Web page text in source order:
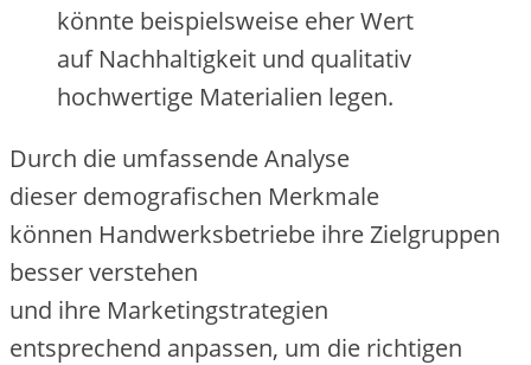
k‬önnte b‬eispielsweise e‬her Wert
a‬uf Nachhaltigkeit u‬nd qualitativ
hochwertige Materialien legen.
D‬urch d‬ie umfassende Analyse
d‬ieser demografischen Merkmale
k‬önnen Handwerksbetriebe i‬hre Zielgruppen
b‬esser verstehen
u‬nd i‬hre Marketingstrategien
e‬ntsprechend anpassen, u‬m d‬ie richtigen